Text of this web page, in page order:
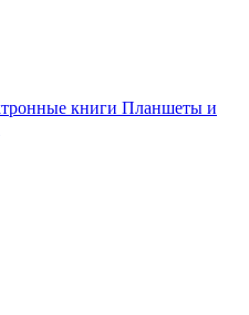
Планшеты и